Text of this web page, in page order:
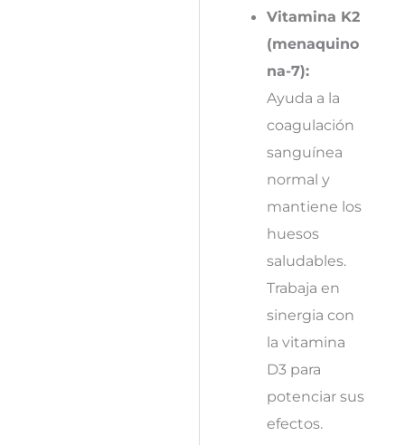
Vitamina K2
(menaquino
na-7):
Ayuda a la
coagulación
sanguínea
normal y
mantiene los
huesos
saludables.
Trabaja en
sinergia con
la vitamina
D3 para
potenciar sus
efectos.